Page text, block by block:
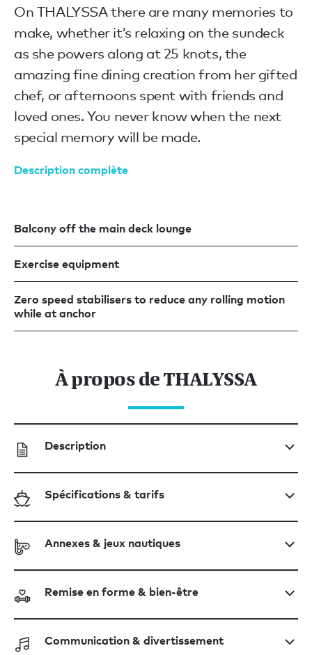
On THALYSSA there are many memories to
make, whether it’s relaxing on the sundeck
as she powers along at 25 knots, the
amazing fine dining creation from her gifted
chef, or afternoons spent with friends and
loved ones. You never know when the next
special memory will be made.
Description complète
Balcony off the main deck lounge
Exercise equipment
Zero speed stabilisers to reduce any rolling motion
while at anchor
À propos de THALYSSA
Description
Spécifications & tarifs
Annexes & jeux nautiques
Remise en forme & bien-être
Communication & divertissement